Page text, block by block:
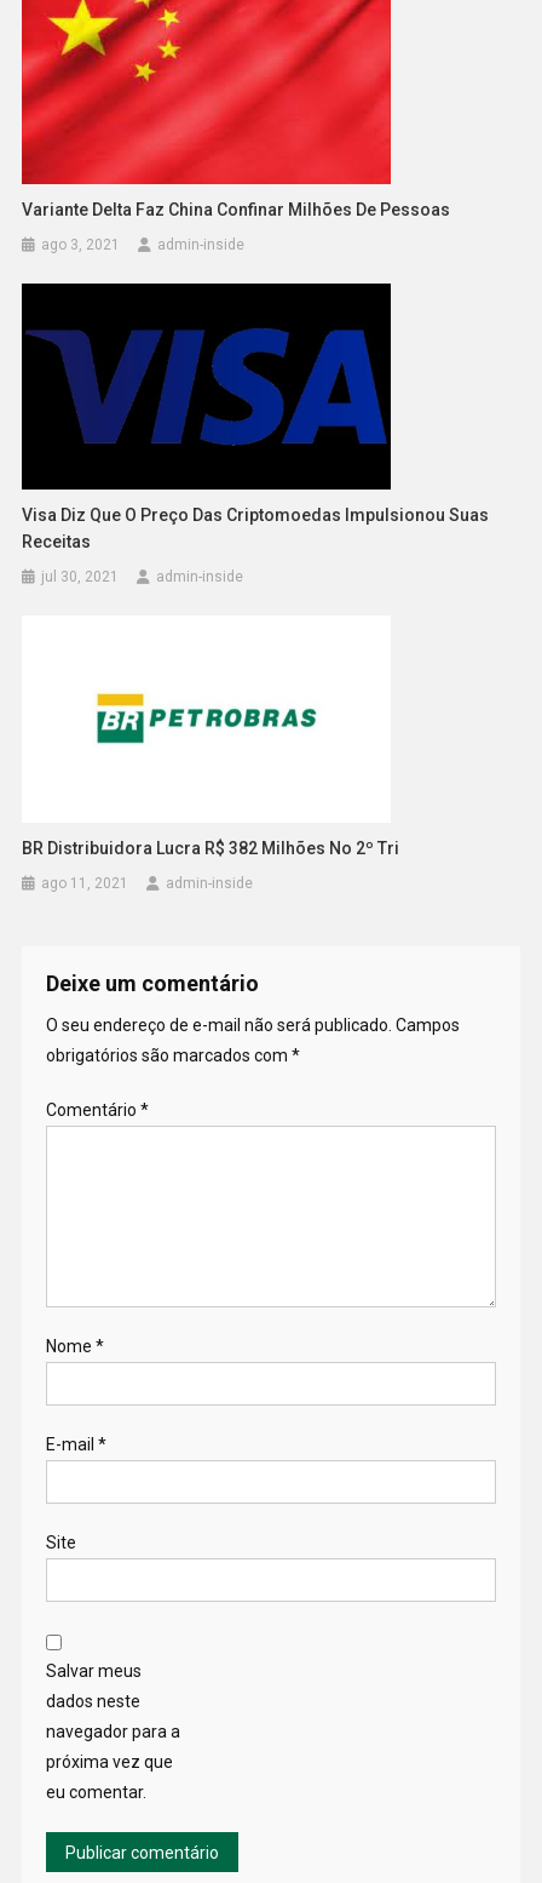
Variante Delta Faz China Confinar Milhões De Pessoas
ago 3, 2021 admin-inside
Visa Diz Que O Preço Das Criptomoedas Impulsionou Suas
Receitas
jul 30, 2021 admin-inside
BR Distribuidora Lucra R$ 382 Milhões No 2º Tri
ago 11, 2021 admin-inside
Deixe um comentário
O seu endereço de e-mail não será publicado. Campos
obrigatórios são marcados com *
Comentário *
Nome *
E-mail *
Site
Salvar meus
dados neste
navegador para a
próxima vez que
eu comentar.